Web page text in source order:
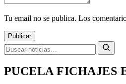
Tu email no se publica. Los
Publicar
PUCELA FICHAJES